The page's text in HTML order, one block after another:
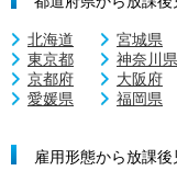
北海道 宮城県
東京都
神奈川県
京都府
大阪府
愛媛県
福岡県
雇用形態から放課